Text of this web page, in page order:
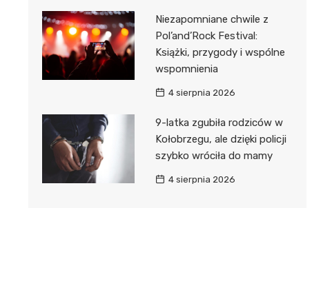
Niezapomniane chwile z
Pol’and’Rock Festival:
Książki, przygody i wspólne
wspomnienia
4 sierpnia 2026
9-latka zgubiła rodziców w
Kołobrzegu, ale dzięki policji
szybko wróciła do mamy
4 sierpnia 2026